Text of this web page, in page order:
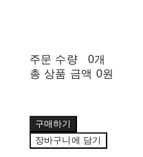
주문 수량
0개
총 상품 금액 0원
구매하기
장바구니에 담기